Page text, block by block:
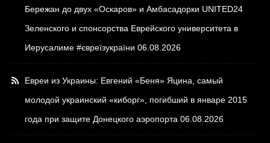
Бережан до двух «Оскаров» и Амбасадорки UNITED24
Зеленского и спонсорства Еврейского университета в
Иерусалиме #євреїзукраїни 06.08.2026
Евреи из Украины: Евгений «Беня» Яцина, самый
молодой украинский «киборг», погибший в январе 2015
года при защите Донецкого аэропорта 06.08.2026